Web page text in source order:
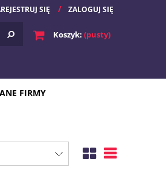
SIĘ ZALOGUJ SIĘ
Koszyk: (pusty)
FIRMY